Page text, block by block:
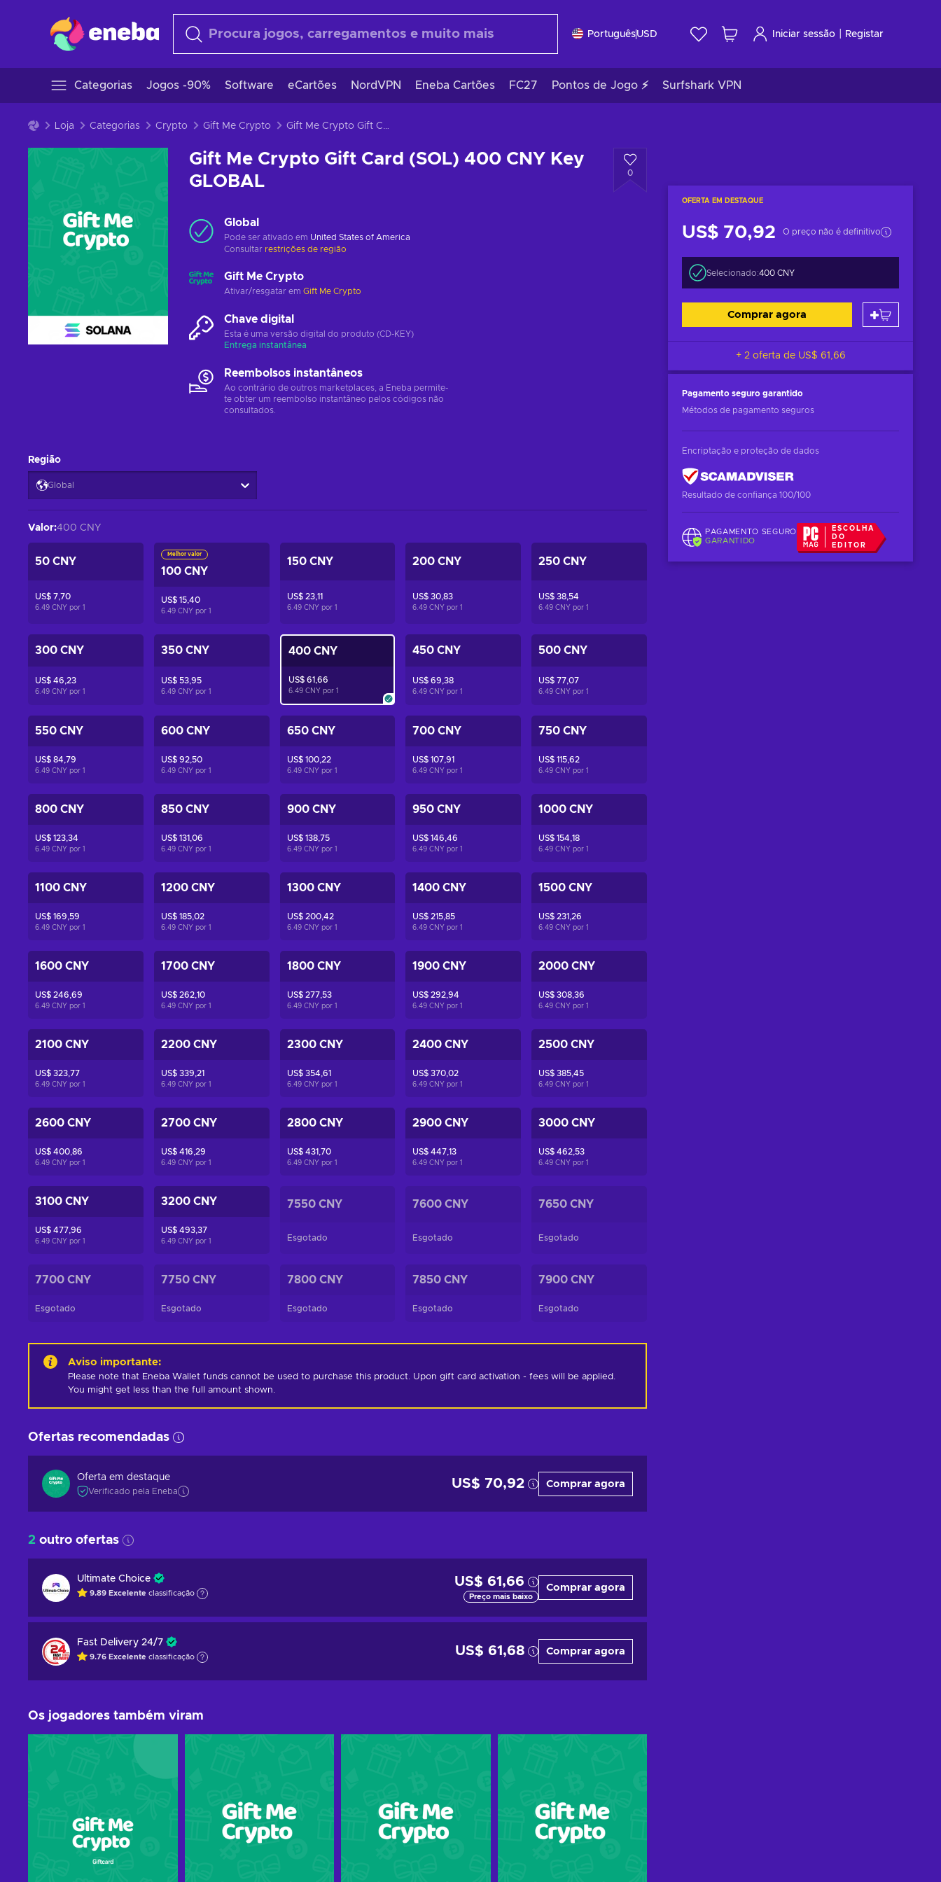
PortuguêsUSD Iniciar sessão Registar
Categorias Jogos -90% Software eCartões NordVPN Eneba Cartões FC27 Pontos de Jogo ⚡ Surfshark VPN
Loja Categorias Crypto Gift Me Crypto Gift Me Crypto Gift Card (SOL) 400 CNY Key GLOBAL
Gift Me Crypto Gift Card (SOL) 400 CNY Key
GLOBAL
0
OFERTA EM DESTAQUE
US$ 70,92 O preço não é definitivo
Selecionado:400 CNY
Comprar agora
+ 2 oferta de US$ 61,66
Pagamento seguro garantido
Métodos de pagamento seguros
Encriptação e proteção de dados
Resultado de confiança 100/100
PAGAMENTO SEGURO
GARANTIDO
ESCOLHA
DO
EDITOR
Global
Pode ser ativado em United States of America
Consultar restrições de região
Gift Me Crypto
Ativar/resgatar em Gift Me Crypto
Chave digital
Esta é uma versão digital do produto (CD-KEY)
Entrega instantânea
Reembolsos instantâneos
Ao contrário de outros marketplaces, a Eneba permite-
te obter um reembolso instantâneo pelos códigos não
consultados.
Região
Global
Valor:400 CNY
50 CNY
US$ 7,70
6.49 CNY por 1
Melhor valor
100 CNY
US$ 15,40
6.49 CNY por 1
150 CNY
US$ 23,11
6.49 CNY por 1
200 CNY
US$ 30,83
6.49 CNY por1
250 CNY
US$ 38,54
6.49 CNY por1
300 CNY
US$ 46,23
6.49 CNY por 1
350 CNY
US$ 53,95
6.49 CNY por 1
400 CNY
US$ 61,66
6.49 CNY por 1
450 CNY
US$ 69,38
6.49 CNY por1
500 CNY
US$ 77,07
6.49 CNY por1
550 CNY
US$ 84,79
6.49 CNY por 1
600 CNY
US$ 92,50
6.49 CNY por 1
650 CNY
US$ 100,22
6.49 CNY por 1
700 CNY
US$ 107,91
6.49 CNY por1
750 CNY
US$ 115,62
6.49 CNY por1
800 CNY
US$ 123,34
6.49 CNY por 1
850 CNY
US$ 131,06
6.49 CNY por 1
900 CNY
US$ 138,75
6.49 CNY por 1
950 CNY
US$ 146,46
6.49 CNY por1
1000 CNY
US$ 154,18
6.49 CNY por1
1100 CNY
US$ 169,59
6.49 CNY por 1
1200 CNY
US$ 185,02
6.49 CNY por 1
1300 CNY
US$ 200,42
6.49 CNY por 1
1400 CNY
US$ 215,85
6.49 CNY por1
1500 CNY
US$ 231,26
6.49 CNY por1
1600 CNY
US$ 246,69
6.49 CNY por 1
1700 CNY
US$ 262,10
6.49 CNY por 1
1800 CNY
US$ 277,53
6.49 CNY por 1
1900 CNY
US$ 292,94
6.49 CNY por1
2000 CNY
US$ 308,36
6.49 CNY por1
2100 CNY
US$ 323,77
6.49 CNY por 1
2200 CNY
US$ 339,21
6.49 CNY por 1
2300 CNY
US$ 354,61
6.49 CNY por 1
2400 CNY
US$ 370,02
6.49 CNY por1
2500 CNY
US$ 385,45
6.49 CNY por1
2600 CNY
US$ 400,86
6.49 CNY por 1
2700 CNY
US$ 416,29
6.49 CNY por 1
2800 CNY
US$ 431,70
6.49 CNY por 1
2900 CNY
US$ 447,13
6.49 CNY por1
3000 CNY
US$ 462,53
6.49 CNY por1
3100 CNY
US$ 477,96
6.49 CNY por 1
3200 CNY
US$ 493,37
6.49 CNY por 1
7550 CNY
Esgotado
7600 CNY
Esgotado
7650 CNY
Esgotado
7700 CNY
Esgotado
7750 CNY
Esgotado
7800 CNY
Esgotado
7850 CNY
Esgotado
7900 CNY
Esgotado
Aviso importante:
Please note that Eneba Wallet funds cannot be used to purchase this product. Upon gift card activation - fees will be applied.
You might get less than the full amount shown.
Ofertas recomendadas
Oferta em destaque
Verificado pela Eneba
US$ 70,92 Comprar agora
2 outro ofertas
Ultimate Choice
9.89 Excelente classificação
US$ 61,66
Preço mais baixo
Comprar agora
Fast Delivery 24/7
9.76 Excelente classificação US$ 61,68 Comprar agora
Os jogadores também viram